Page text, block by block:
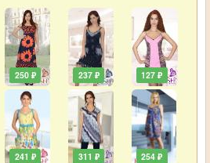
250 ₽
241 ₽
237 ₽
311 ₽
127 ₽
254 ₽